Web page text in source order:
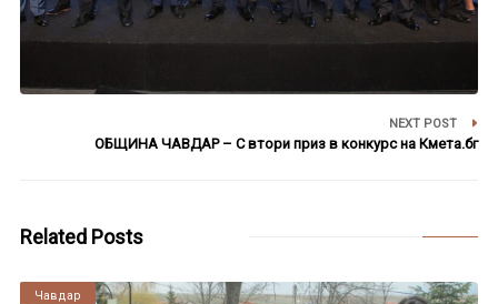
NEXT POST
ОБЩИНА ЧАВДАР – С втори приз в конкурс на Кмета.бг
Related Posts
Чавдар